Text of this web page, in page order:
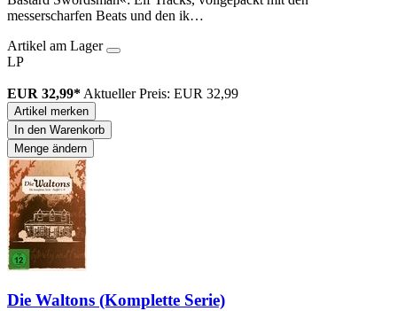
messerscharfen Beats und den ik…
Artikel am Lager
LP
EUR 32,99* Aktueller Preis: EUR 32,99
Artikel merken
In den Warenkorb
Menge ändern
Die Waltons (Komplette Serie)